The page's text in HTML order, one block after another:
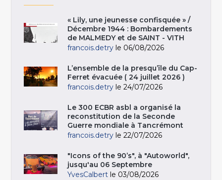
« Lily, une jeunesse confisquée » /
Décembre 1944 : Bombardements
de MALMEDY et de SAINT - VITH
francois.detry le 06/08/2026
L’ensemble de la presqu’île du Cap-
Ferret évacuée ( 24 juillet 2026 )
francois.detry le 24/07/2026
Le 300 ECBR asbl a organisé la
reconstitution de la Seconde
Guerre mondiale à Tancrémont
francois.detry le 22/07/2026
"Icons of the 90’s", à "Autoworld",
jusqu'au 06 Septembre
YvesCalbert le 03/08/2026